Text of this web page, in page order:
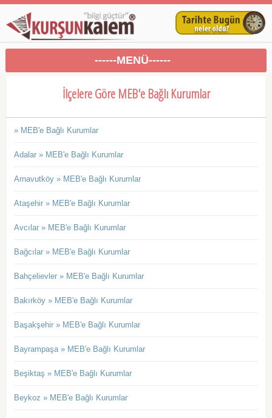
------MENÜ------
İlçelere Göre MEB'e Bağlı Kurumlar
» MEB'e Bağlı Kurumlar
Adalar » MEB'e Bağlı Kurumlar
Arnavutköy » MEB'e Bağlı Kurumlar
Ataşehir » MEB'e Bağlı Kurumlar
Avcılar » MEB'e Bağlı Kurumlar
Bağcılar » MEB'e Bağlı Kurumlar
Bahçelievler » MEB'e Bağlı Kurumlar
Bakırköy » MEB'e Bağlı Kurumlar
Başakşehir » MEB'e Bağlı Kurumlar
Bayrampaşa » MEB'e Bağlı Kurumlar
Beşiktaş » MEB'e Bağlı Kurumlar
Beykoz » MEB'e Bağlı Kurumlar